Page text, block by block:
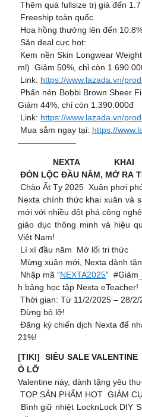
Thêm quà fullsize trị giá đến
Freeship toàn quốc
Hoa hồng thưởng lên đến
Săn deal cực hot:
Kem nền Skin Longwear
ml) Giảm 50%, chỉ còn
Link: https://www.lazada.vn/
Phấn nén Bobbi Brown Sheer
Giảm 44%, chỉ còn 1.390.000đ
Link: https://www.lazada.vn/
Mua sắm ngay tại: https://
———————
NEXTA
ĐÓN LỘC ĐẦU NĂM, MỞ RA
Chào Ất Tỵ 2025 Xuân phơi
Nexta chính thức khai xuân và
mới với nhiều đột phá công
giáo dục thông minh và hiệu
Việt Nam!
Lì xì đầu năm Mở lối tri thức
Mừng xuân mới, Nexta dành
Nhập mã “NEXTA2025”
h bảng học tập Nexta eTeacher!
Thời gian: Từ 11/2/2025 – 28/2/
Đừng bỏ lỡ!
Đăng ký chiến dịch Nexta để
21%!
[TIKI] SIÊU SALE
Ỏ LỠ
Valentine này, dành tặng yêu
TOP SẢN PHẨM HOT GIẢM
Bình giữ nhiệt LocknLock DIY